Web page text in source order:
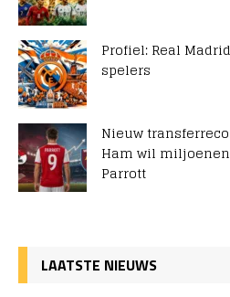
Profiel: Real
spelers
Nieuw
Ham wil
Parrott
LAATSTE NIEUWS